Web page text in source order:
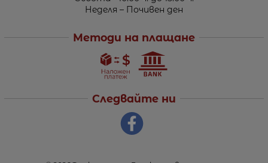
Неделя – Почивен ден
Методи на плащане
Следвайте ни